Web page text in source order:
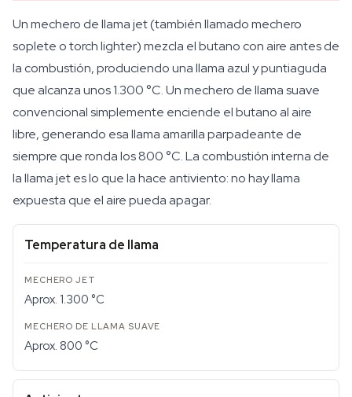
Un mechero de llama jet (también llamado mechero
soplete o torch lighter) mezcla el butano con aire antes de
la combustión, produciendo una llama azul y puntiaguda
que alcanza unos 1.300 °C. Un mechero de llama suave
convencional simplemente enciende el butano al aire
libre, generando esa llama amarilla parpadeante de
siempre que ronda los 800 °C. La combustión interna de
la llama jet es lo que la hace antiviento: no hay llama
expuesta que el aire pueda apagar.
Temperatura de llama
Aprox. 1.300 °C
Aprox. 800 °C